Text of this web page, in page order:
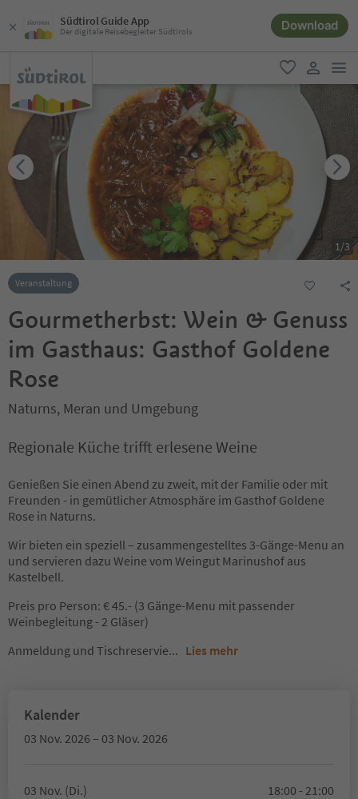
Südtirol Guide App
Der digitale Reisebegleiter Südtirols Download
favorit
user link
1/3
Veranstaltung
Gourmetherbst: Wein & Genuss
im Gasthaus: Gasthof Goldene
Rose
Naturns, Meran und Umgebung
Regionale Küche trifft erlesene Weine
Genießen Sie einen Abend zu zweit, mit der Familie oder mit
Freunden - in gemütlicher Atmosphäre im Gasthof Goldene
Rose in Naturns.
Wir bieten ein speziell – zusammengestelltes 3-Gänge-Menu an
und servieren dazu Weine vom Weingut Marinushof aus
Kastelbell.
Preis pro Person: € 45.- (3 Gänge-Menu mit passender
Weinbegleitung - 2 Gläser)
Anmeldung und Tischreservie... Lies mehr
Kalender
03 Nov. 2026 – 03 Nov. 2026
03 Nov. (Di.) 18:00 - 21:00